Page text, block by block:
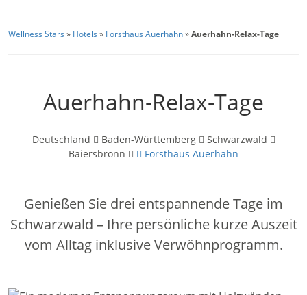
Wellness Stars » Hotels » Forsthaus Auerhahn»Auerhahn-Relax-Tage
Auerhahn-Relax-Tage
Deutschland Baden-Württemberg
Schwarzwald
Baiersbronn
Forsthaus Auerhahn
Genießen Sie drei entspannende Tage im
Schwarzwald – Ihre persönliche kurze Auszeit
vom Alltag inklusive Verwöhnprogramm.